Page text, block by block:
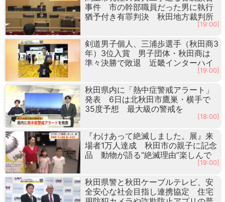
事件 市の幹部職員だった男に執行
猶予付き有罪判決 秋田地方裁判所
[19:00]
剣道男子個人、三浦歩選手（秋田商3
年）3位入賞 男子団体・秋田商は
準々決勝で敗退 近畿インターハイ
[19:00]
秋田県内に「熱中症警戒アラート」
発表 6日は北秋田市鷹巣・横手で
35度予想 最大級の警戒を
[18:00]
『わけあって絶滅しました。展』来
場者1万人達成 秋田市の親子に記念
品 動物が語る“絶滅理由”楽しんで
[19:00]
秋田県警と秋田ケーブルテレビ、安
全安心な社会目指し連携協定 住宅